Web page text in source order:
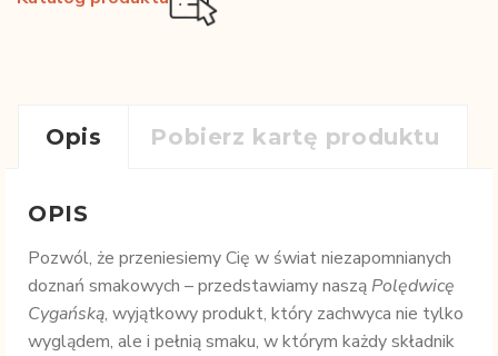
Opis Pobierz kartę produktu
OPIS
Pozwól, że przeniesiemy Cię w świat niezapomnianych
doznań smakowych – przedstawiamy naszą Polędwicę
Cygańską, wyjątkowy produkt, który zachwyca nie tylko
wyglądem, ale i pełnią smaku, w którym każdy składnik